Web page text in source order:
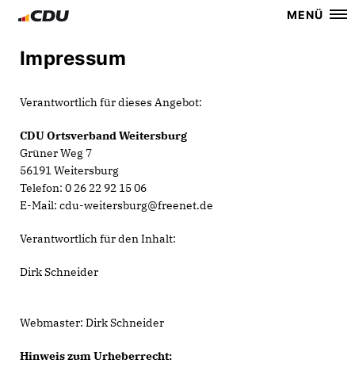
MENÜ
Impressum
Verantwortlich für dieses Angebot:
CDU Ortsverband Weitersburg
Grüner Weg 7
56191 Weitersburg
Telefon: 0 26 22 92 15 06
E-Mail: cdu-weitersburg@freenet.de
Verantwortlich für den Inhalt:
Dirk Schneider
Webmaster: Dirk Schneider
Hinweis zum Urheberrecht: